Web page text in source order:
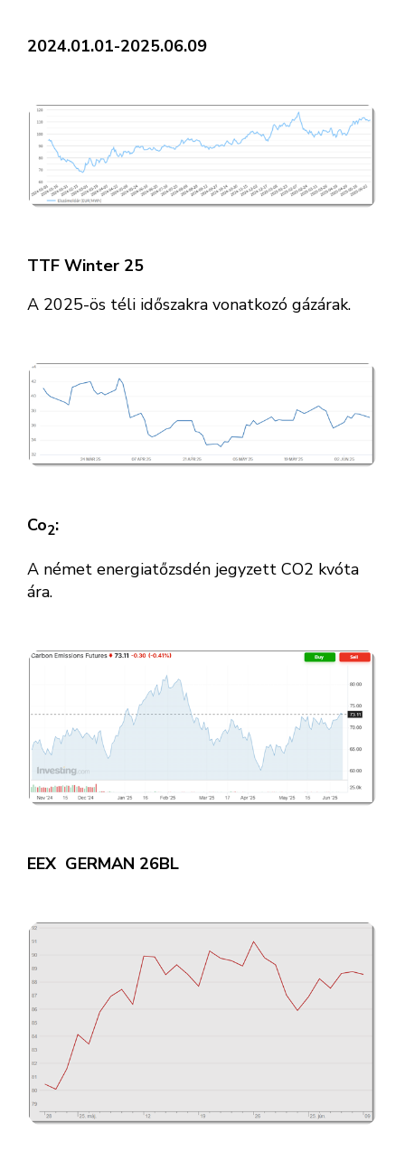
2024.01.01-2025.06.09
TTF Winter 25
A 2025-ös téli időszakra vonatkozó gázárak.
Co2:
A német energiatőzsdén jegyzett CO2 kvóta
ára.
EEX GERMAN 26BL